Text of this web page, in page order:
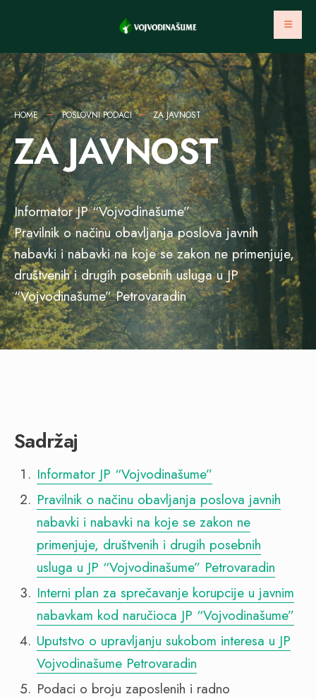
HOME POSLOVNI PODACI ZA JAVNOST
ZA JAVNOST
Informator JP “Vojvodinašume”
Pravilnik o načinu obavljanja poslova javnih
nabavki i nabavki na koje se zakon ne primenjuje,
društvenih i drugih posebnih usluga u JP
“Vojvodinašume” Petrovaradin
Sadržaj
Informator JP “Vojvodinašume”
Pravilnik o načinu obavljanja poslova javnih
nabavki i nabavki na koje se zakon ne
primenjuje, društvenih i drugih posebnih
usluga u JP “Vojvodinašume” Petrovaradin
Interni plan za sprečavanje korupcije u javnim
nabavkam kod naručioca JP “Vojvodinašume”
Uputstvo o upravljanju sukobom interesa u JP
Vojvodinašume Petrovaradin
Podaci o broju zaposlenih i radno